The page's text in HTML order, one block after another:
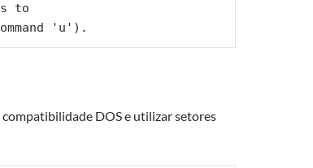
to
'u').
DOS e utilizar setores